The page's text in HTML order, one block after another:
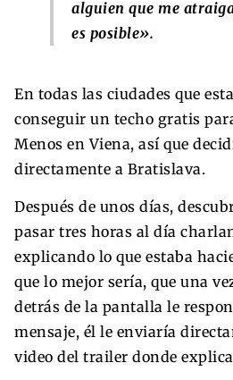
alguien que me
es posible».
En todas las ciudades que
conseguir un techo gratis
Menos en Viena, así que
directamente a Bratislava.
Después de unos días,
pasar tres horas al día
explicando lo que estaba
que lo mejor sería, que una
detrás de la pantalla le
mensaje, él le enviaría
video del trailer donde